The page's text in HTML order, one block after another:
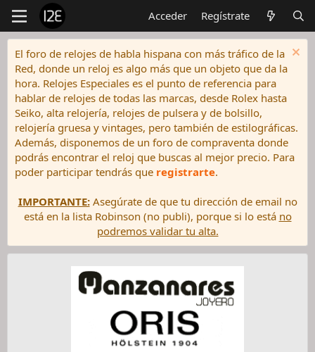
Acceder Regístrate
El foro de relojes de habla hispana con más tráfico de la
Red, donde un reloj es algo más que un objeto que da la
hora. Relojes Especiales es el punto de referencia para
hablar de relojes de todas las marcas, desde Rolex hasta
Seiko, alta relojería, relojes de pulsera y de bolsillo,
relojería gruesa y vintages, pero también de estilográficas.
Además, disponemos de un foro de compraventa donde
podrás encontrar el reloj que buscas al mejor precio. Para
poder participar tendrás que registrarte.
IMPORTANTE:Asegúrate de que tu dirección de email no
está en la lista Robinson (no publi), porque si lo está no
podremos validar tu alta.